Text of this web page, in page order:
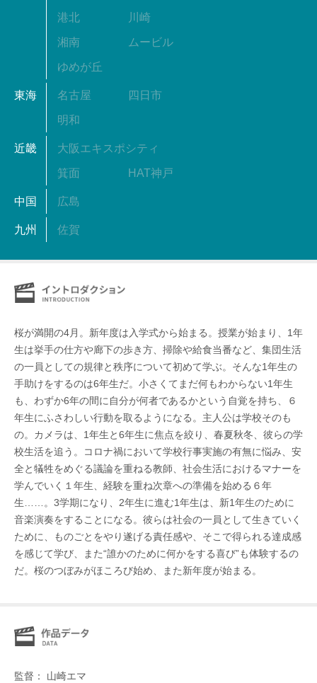
港北 川崎
湘南 ムービル
ゆめが丘
東海 名古屋 四日市
明和
近畿 大阪エキスポシティ
箕面 HAT神戸
中国 広島
九州 佐賀
桜が満開の4月。新年度は入学式から始まる。授業が始まり、1年
生は挙手の仕方や廊下の歩き方、掃除や給食当番など、集団生活
の一員としての規律と秩序について初めて学ぶ。そんな1年生の
手助けをするのは6年生だ。小さくてまだ何もわからない1年生
も、わずか6年の間に自分が何者であるかという自覚を持ち、６
年生にふさわしい行動を取るようになる。主人公は学校そのも
の。カメラは、1年生と6年生に焦点を絞り、春夏秋冬、彼らの学
校生活を追う。コロナ禍において学校行事実施の有無に悩み、安
全と犠牲をめぐる議論を重ねる教師、社会生活におけるマナーを
学んでいく１年生、経験を重ね次章への準備を始める６年
生……。3学期になり、2年生に進む1年生は、新1年生のために
音楽演奏をすることになる。彼らは社会の一員として生きていく
ために、ものごとをやり遂げる責任感や、そこで得られる達成感
を感じて学び、また“誰かのために何かをする喜び”も体験するの
だ。桜のつぼみがほころび始め、また新年度が始まる。
監督： 山崎エマ